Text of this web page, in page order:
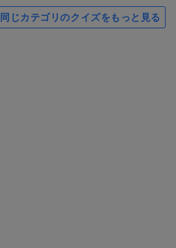
同じカテゴリのクイズをもっと見る